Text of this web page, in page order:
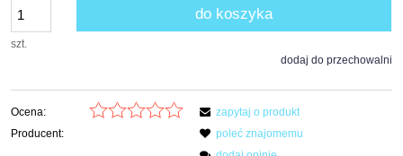
szt.
do koszyka
dodaj do przechowalni
Ocena:
Producent:
zapytaj o produkt
poleć znajomemu